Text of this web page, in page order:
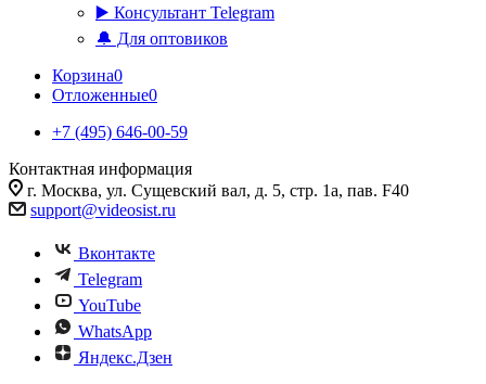
▶️ Консультант Telegram
🔔 Для оптовиков
Корзина0
Отложенные0
+7 (495) 646-00-59
Контактная информация
г. Москва, ул. Сущевский вал, д. 5, стр. 1а, пав. F40
support@videosist.ru
Вконтакте
Telegram
YouTube
WhatsApp
Яндекс.Дзен